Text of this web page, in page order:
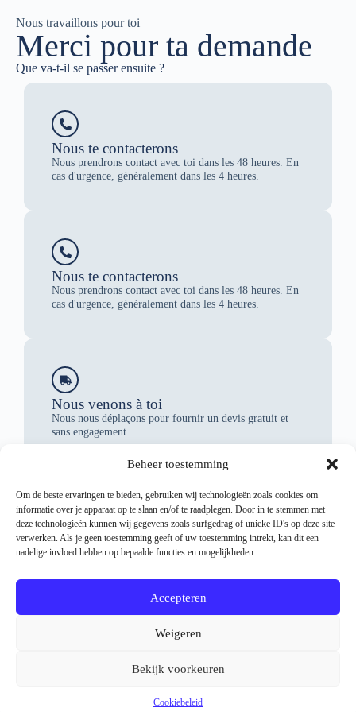
Beheer toestemming
Om de beste ervaringen te bieden, gebruiken wij technologieën zoals cookies om
informatie over je apparaat op te slaan en/of te raadplegen. Door in te stemmen met
deze technologieën kunnen wij gegevens zoals surfgedrag of unieke ID's op deze site
verwerken. Als je geen toestemming geeft of uw toestemming intrekt, kan dit een
nadelige invloed hebben op bepaalde functies en mogelijkheden.
Accepteren
Weigeren
Bekijk voorkeuren
Cookiebeleid
Nous travaillons pour toi
Merci pour ta demande
Que va-t-il se passer ensuite ?
Nous te contacterons
Nous prendrons contact avec toi dans les 48 heures. En
cas d'urgence, généralement dans les 4 heures.
Nous te contacterons
Nous prendrons contact avec toi dans les 48 heures. En
cas d'urgence, généralement dans les 4 heures.
Nous venons à toi
Nous nous déplaçons pour fournir un devis gratuit et
sans engagement.
Retour à la page d'accueil